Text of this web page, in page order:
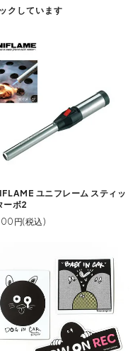
クしています
ユニフレーム スティッ
ーボ2
円(税込)